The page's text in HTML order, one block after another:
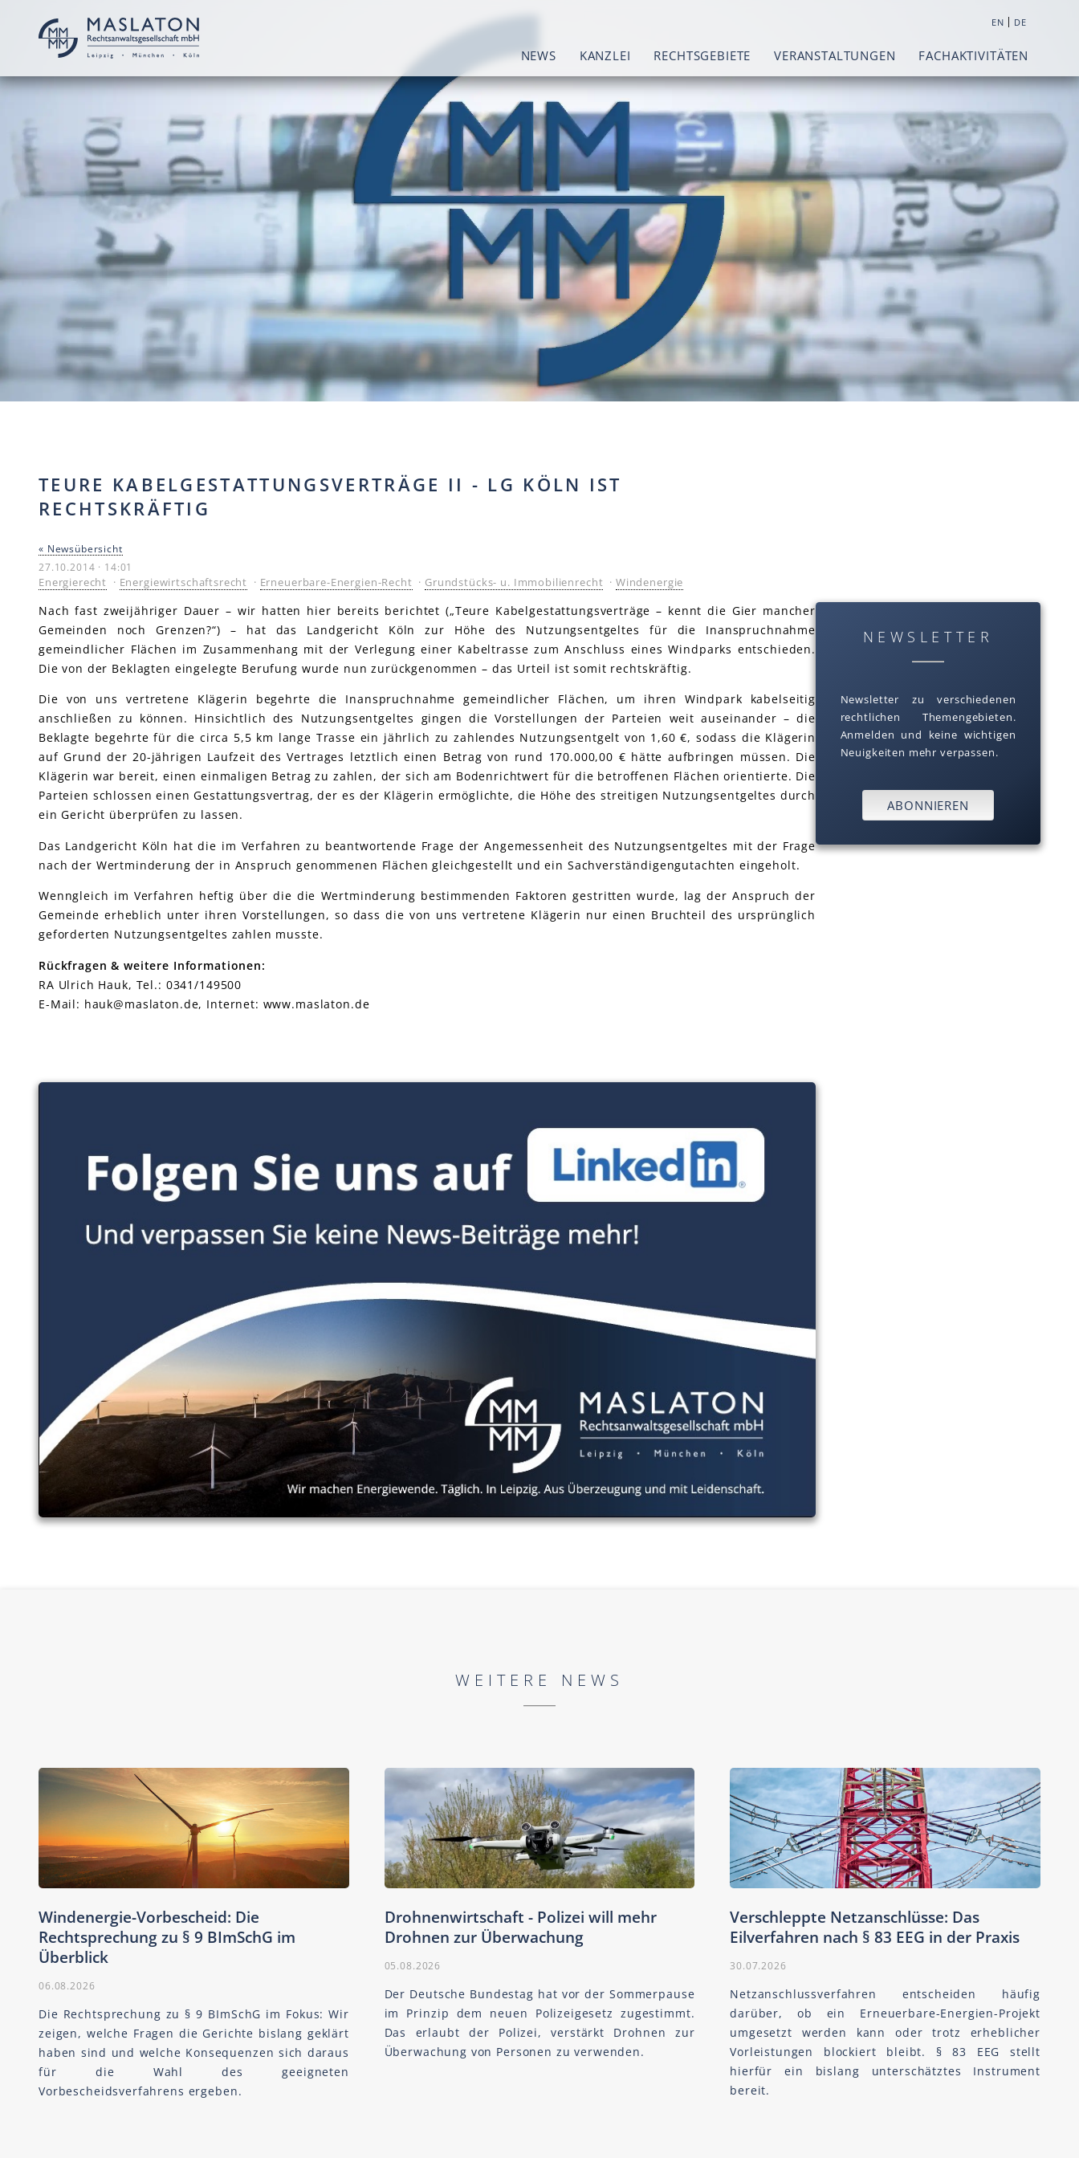
NEWS KANZLEI RECHTSGEBIETE VERANSTALTUNGEN FACHAKTIVITÄTEN
EN | DE
TEURE KABELGESTATTUNGSVERTRÄGE II - LG KÖLN IST
RECHTSKRÄFTIG
« Newsübersicht
27.10.2014 · 14:01
Energierecht · Energiewirtschaftsrecht · Erneuerbare-Energien-Recht · Grundstücks- u. Immobilienrecht · Windenergie
Nach fast zweijähriger Dauer – wir hatten hier bereits berichtet („Teure Kabelgestattungsverträge – kennt die Gier mancher
Gemeinden noch Grenzen?“) – hat das Landgericht Köln zur Höhe des Nutzungsentgeltes für die Inanspruchnahme
gemeindlicher Flächen im Zusammenhang mit der Verlegung einer Kabeltrasse zum Anschluss eines Windparks entschieden.
Die von der Beklagten eingelegte Berufung wurde nun zurückgenommen – das Urteil ist somit rechtskräftig.
Die von uns vertretene Klägerin begehrte die Inanspruchnahme gemeindlicher Flächen, um ihren Windpark kabelseitig
anschließen zu können. Hinsichtlich des Nutzungsentgeltes gingen die Vorstellungen der Parteien weit auseinander – die
Beklagte begehrte für die circa 5,5 km lange Trasse ein jährlich zu zahlendes Nutzungsentgelt von 1,60 €, sodass die Klägerin
auf Grund der 20-jährigen Laufzeit des Vertrages letztlich einen Betrag von rund 170.000,00 € hätte aufbringen müssen. Die
Klägerin war bereit, einen einmaligen Betrag zu zahlen, der sich am Bodenrichtwert für die betroffenen Flächen orientierte. Die
Parteien schlossen einen Gestattungsvertrag, der es der Klägerin ermöglichte, die Höhe des streitigen Nutzungsentgeltes durch
ein Gericht überprüfen zu lassen.
Das Landgericht Köln hat die im Verfahren zu beantwortende Frage der Angemessenheit des Nutzungsentgeltes mit der Frage
nach der Wertminderung der in Anspruch genommenen Flächen gleichgestellt und ein Sachverständigengutachten eingeholt.
Wenngleich im Verfahren heftig über die die Wertminderung bestimmenden Faktoren gestritten wurde, lag der Anspruch der
Gemeinde erheblich unter ihren Vorstellungen, so dass die von uns vertretene Klägerin nur einen Bruchteil des ursprünglich
geforderten Nutzungsentgeltes zahlen musste.
Rückfragen & weitere Informationen:
RA Ulrich Hauk, Tel.: 0341/149500
E-Mail: hauk@maslaton.de, Internet: www.maslaton.de
NEWSLETTER
Newsletter zu verschiedenen
rechtlichen Themengebieten.
Anmelden und keine wichtigen
Neuigkeiten mehr verpassen.
ABONNIEREN
WEITERE NEWS
Windenergie-Vorbescheid: Die
Rechtsprechung zu § 9 BImSchG im
Überblick
06.08.2026
Die Rechtsprechung zu § 9 BImSchG im Fokus: Wir
zeigen, welche Fragen die Gerichte bislang geklärt
haben sind und welche Konsequenzen sich daraus
für die Wahl des geeigneten
Vorbescheidsverfahrens ergeben.
Drohnenwirtschaft - Polizei will mehr
Drohnen zur Überwachung
05.08.2026
Der Deutsche Bundestag hat vor der Sommerpause
im Prinzip dem neuen Polizeigesetz zugestimmt.
Das erlaubt der Polizei, verstärkt Drohnen zur
Überwachung von Personen zu verwenden.
Verschleppte Netzanschlüsse: Das
Eilverfahren nach § 83 EEG in der Praxis
30.07.2026
Netzanschlussverfahren entscheiden häufig
darüber, ob ein Erneuerbare-Energien-Projekt
umgesetzt werden kann oder trotz erheblicher
Vorleistungen blockiert bleibt. § 83 EEG stellt
hierfür ein bislang unterschätztes Instrument
bereit.